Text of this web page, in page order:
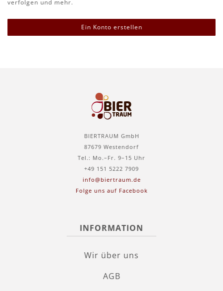
verfolgen und mehr.
Ein Konto erstellen
BIERTRAUM GmbH
87679 Westendorf
Tel.: Mo.–Fr. 9–15 Uhr
+49 151 5222 7909
info@biertraum.de
Folge uns auf Facebook
INFORMATION
Wir über uns
AGB